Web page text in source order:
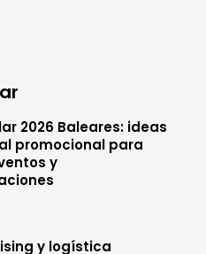
2026 Baleares: ideas
promocional para
y
y logística